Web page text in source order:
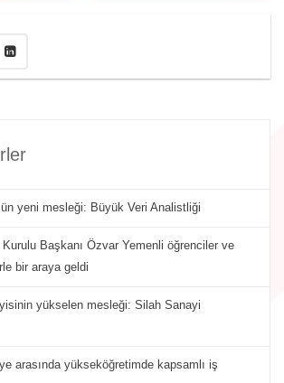
yeni mesleği: Büyük Veri Analistliği
Başkanı Özvar Yemenli öğrenciler ve
bir araya geldi
yükselen mesleği: Silah Sanayi
arasında yükseköğretimde kapsamlı iş